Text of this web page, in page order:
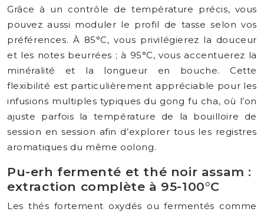
Grâce à un contrôle de température précis, vous
pouvez aussi moduler le profil de tasse selon vos
préférences. À 85°C, vous privilégierez la douceur
et les notes beurrées ; à 95°C, vous accentuerez la
minéralité et la longueur en bouche. Cette
flexibilité est particulièrement appréciable pour les
infusions multiples typiques du gong fu cha, où l’on
ajuste parfois la température de la bouilloire de
session en session afin d’explorer tous les registres
aromatiques du même oolong.
Pu-erh fermenté et thé noir assam :
extraction complète à 95-100°C
Les thés fortement oxydés ou fermentés comme